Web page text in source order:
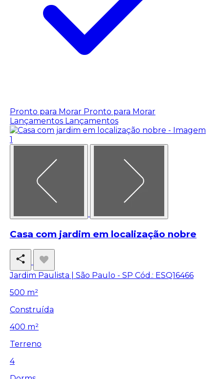
Pronto para Morar Pronto para Morar
Lançamentos Lançamentos
Casa com jardim em localização nobre
Jardim Paulista | São Paulo - SP Cód.: ESQ16466
500 m²
Construída
400 m²
Terreno
4